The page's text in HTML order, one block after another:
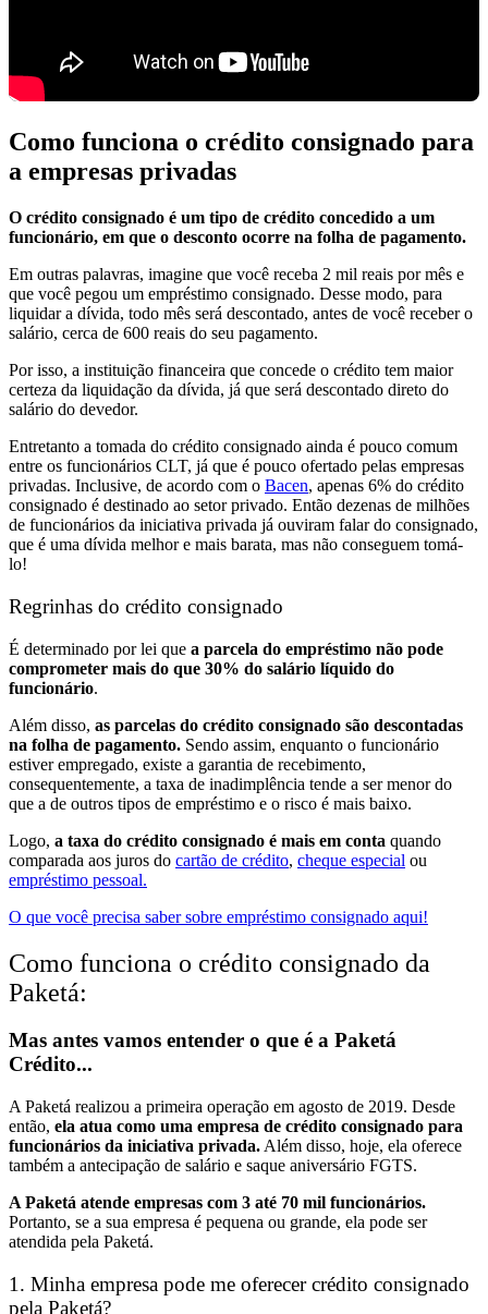
Como funciona o crédito consignado para
a empresas privadas
O crédito consignado é um tipo de crédito concedido a um
funcionário, em que o desconto ocorre na folha de pagamento.
Em outras palavras, imagine que você receba 2 mil reais por mês e
que você pegou um empréstimo consignado. Desse modo, para
liquidar a dívida, todo mês será descontado, antes de você receber o
salário, cerca de 600 reais do seu pagamento.
Por isso, a instituição financeira que concede o crédito tem maior
certeza da liquidação da dívida, já que será descontado direto do
salário do devedor.
Entretanto a tomada do crédito consignado ainda é pouco comum
entre os funcionários CLT, já que é pouco ofertado pelas empresas
privadas. Inclusive, de acordo com o Bacen, apenas 6% do crédito
consignado é destinado ao setor privado. Então dezenas de milhões
de funcionários da iniciativa privada já ouviram falar do consignado,
que é uma dívida melhor e mais barata, mas não conseguem tomá-
lo!
Regrinhas do crédito consignado
É determinado por lei que a parcela do empréstimo não pode
comprometer mais do que 30% do salário líquido do
funcionário.
Além disso, as parcelas do crédito consignado são descontadas
na folha de pagamento. Sendo assim, enquanto o funcionário
estiver empregado, existe a garantia de recebimento,
consequentemente, a taxa de inadimplência tende a ser menor do
que a de outros tipos de empréstimo e o risco é mais baixo.
Logo, a taxa do crédito consignado é mais em conta quando
comparada aos juros do cartão de crédito, cheque especial ou
empréstimo pessoal.
O que você precisa saber sobre empréstimo consignado aqui!
Como funciona o crédito consignado da
Paketá:
Mas antes vamos entender o que é a Paketá
Crédito...
A Paketá realizou a primeira operação em agosto de 2019. Desde
então, ela atua como uma empresa de crédito consignado para
funcionários da iniciativa privada. Além disso, hoje, ela oferece
também a antecipação de salário e saque aniversário FGTS.
A Paketá atende empresas com 3 até 70 mil funcionários.
Portanto, se a sua empresa é pequena ou grande, ela pode ser
atendida pela Paketá.
1. Minha empresa pode me oferecer crédito consignado
pela Paketá?